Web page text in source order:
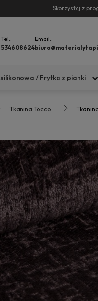
Skorzystaj z
Tel.:
534608624
Email.:
silikonowa / Frytka z pianki
Tkanina Tocco